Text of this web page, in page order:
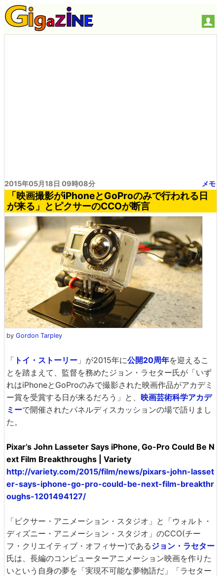
2015年05月18日 09時08分 メモ
「映画撮影がiPhoneとGoProのみで行われる日
が来る」とピクサーのCCOが断言
by Gordon Tarpley
「 トイ・ストーリー 」が2015年に公開20周年を迎えるこ
とを踏まえて、監督を務めたジョン・ラセター氏が「いず
れはiPhoneとGoProのみで撮影された映画作品がアカデミ
ー賞を受賞する日が来るだろう」と、 映画芸術科学アカデ
ミーで開催されたパネルディスカッションの場で語りまし
た。
Pixar’s John Lasseter Says iPhone, Go-Pro Could Be N
ext Film Breakthroughs | Variety
http://variety.com/2015/film/news/pixars-john-lasset
er-says-iphone-go-pro-could-be-next-film-breakthr
oughs-1201494127/
「ピクサー・アニメーション・スタジオ」と「ウォルト・
ディズニー・アニメーション・スタジオ」のCCO(チー
フ・クリエイティブ・オフィサー)であるジョン・ラセター
氏は、長編のコンピューターアニメーション映画を作りた
いという自身の夢を「実現不可能な夢物語だ」「ラセター